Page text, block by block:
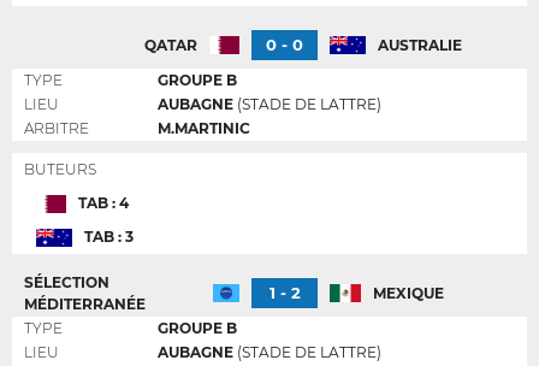
QATAR 0 - 0
AUSTRALIE
TYPE
GROUPE B
LIEU
AUBAGNE (STADE DE LATTRE)
ARBITRE
M.MARTINIC
BUTEURS
TAB : 4
TAB : 3
SÉLECTION
MÉDITERRANÉE
1 - 2
MEXIQUE
TYPE
GROUPE B
LIEU
AUBAGNE (STADE DE LATTRE)